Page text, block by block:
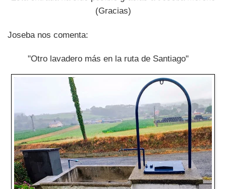
(Gracias)
Joseba nos comenta:
"Otro lavadero más en la ruta de Santiago"